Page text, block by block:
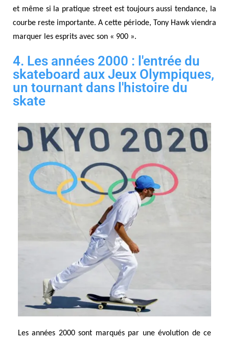
et même si la pratique street est toujours aussi tendance, la
courbe reste importante. A cette période, Tony Hawk viendra
marquer les esprits avec son « 900 ».
4. Les années 2000 : l'entrée du
skateboard aux Jeux Olympiques,
un tournant dans l'histoire du
skate
Les années 2000 sont marqués par une évolution de ce